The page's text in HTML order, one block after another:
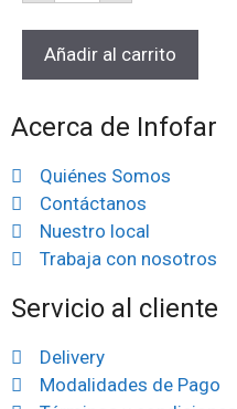
Añadir al carrito
Acerca de Infofar
Quiénes Somos
Contáctanos
Nuestro local
Trabaja con nosotros
Servicio al cliente
Delivery
Modalidades de Pago